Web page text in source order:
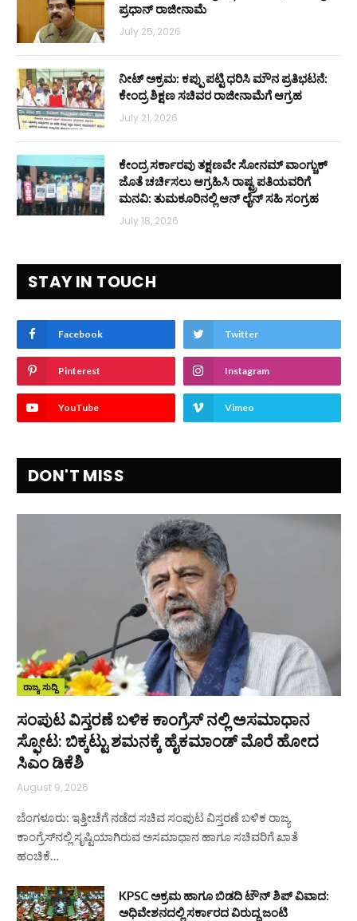
ಪ್ರಧಾನ್ ರಾಜೀನಾಮೆ
July 25, 2026
ನೀಟ್ ಅಕ್ರಮ: ಕಪ್ಪು ಪಟ್ಟಿ ಧರಿಸಿ ಮೌನ ಪ್ರತಿಭಟನೆ:
ಕೇಂದ್ರ ಶಿಕ್ಷಣ ಸಚಿವರ ರಾಜೀನಾಮೆಗೆ ಆಗ್ರಹ
July 21, 2026
ಕೇಂದ್ರ ಸರ್ಕಾರವು ತಕ್ಷಣವೇ ಸೋನಮ್ ವಾಂಗ್ಚುಕ್
ಜೊತೆ ಚರ್ಚಿಸಲು ಆಗ್ರಹಿಸಿ ರಾಷ್ಟ್ರಪತಿಯವರಿಗೆ
ಮನವಿ: ತುಮಕೂರಿನಲ್ಲಿ ಆನ್‌ ಲೈನ್ ಸಹಿ ಸಂಗ್ರಹ
July 18, 2026
STAY IN TOUCH
Facebook Twitter
Pinterest Instagram
YouTube Vimeo
DON'T MISS
ರಾಜ್ಯ ಸುದ್ದಿ
ಸಂಪುಟ ವಿಸ್ತರಣೆ ಬಳಿಕ ಕಾಂಗ್ರೆಸ್‌ ನಲ್ಲಿ ಅಸಮಾಧಾನ
ಸ್ಫೋಟ: ಬಿಕ್ಕಟ್ಟು ಶಮನಕ್ಕೆ ಹೈಕಮಾಂಡ್‌ ಮೊರೆ ಹೋದ
ಸಿಎಂ ಡಿಕೆಶಿ
August 9, 2026
ಬೆಂಗಳೂರು: ಇತ್ತೀಚೆಗೆ ನಡೆದ ಸಚಿವ ಸಂಪುಟ ವಿಸ್ತರಣೆ ಬಳಿಕ ರಾಜ್ಯ
ಕಾಂಗ್ರೆಸ್‌ನಲ್ಲಿ ಸೃಷ್ಟಿಯಾಗಿರುವ ಅಸಮಾಧಾನ ಹಾಗೂ ಸಚಿವರಿಗೆ ಖಾತೆ
ಹಂಚಿಕೆ…
KPSC ಅಕ್ರಮ ಹಾಗೂ ಬಿಡದಿ ಟೌನ್‌ ಶಿಪ್ ವಿವಾದ:
ಅಧಿವೇಶನದಲ್ಲಿ ಸರ್ಕಾರದ ವಿರುದ್ಧ ಜಂಟಿ